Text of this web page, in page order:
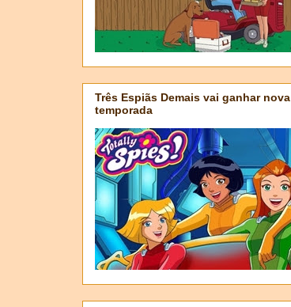
Três Espiãs Demais vai ganhar nova
temporada